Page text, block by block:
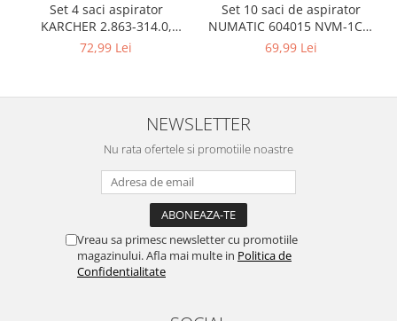
Ingrijire personala & Cosmetice
Accesorii aparate de ras electrice
personala
Articole Sanatate si Wellness
Consumabile sanitare
Cosmetice si produse ingrijire
Igiena dentara
Jucarii, Copii & Bebe
Set 4 saci aspirator
KARCHER 2.863-314.0,
compatibil cu WD, KWD, SE
72,99 Lei
Set 10 saci de aspirator
NUMATIC 604015 NVM-1CH,
9L
69,99 Lei
NEWSLETTER
Nu rata ofertele si promotiile noastre
Vreau sa primesc newsletter cu promotiile
magazinului. Afla mai multe in Politica de
Confidentialitate